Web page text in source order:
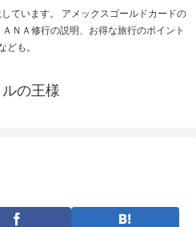
ています。 アメックスゴールドカードの
ＮＡ修行の説明、お得な旅行のポイント
ども。
の王様